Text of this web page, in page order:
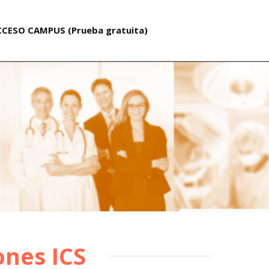
CAMPUS (Prueba gratuita)
ICS
CAMPUS (Prueba gratuita)